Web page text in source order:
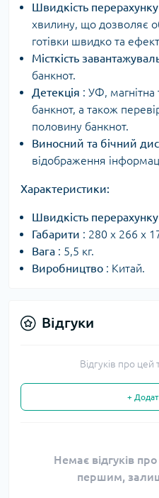
Швидкість перерахунку
хвилину, що дозволяє
готівки швидко та
Місткість
банкнот.
Детекція : УФ, магнітна
банкнот, а також
половину банкнот.
Виносний та бічний
відображення
Характеристики:
Швидкість перерахунку
Габарити : 280 x 266 x
Вага : 5,5 кг.
Виробництво : Китай.
Відгуки
Відгуків про
+
Немає відгуків
першим,